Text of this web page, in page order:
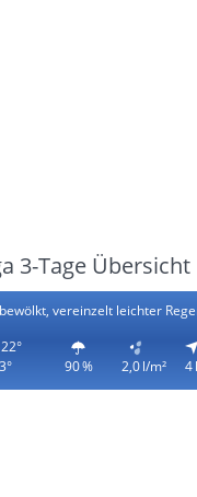
3-Tage Übersicht
vereinzelt leichter
90 % 2,0 l/m²
4